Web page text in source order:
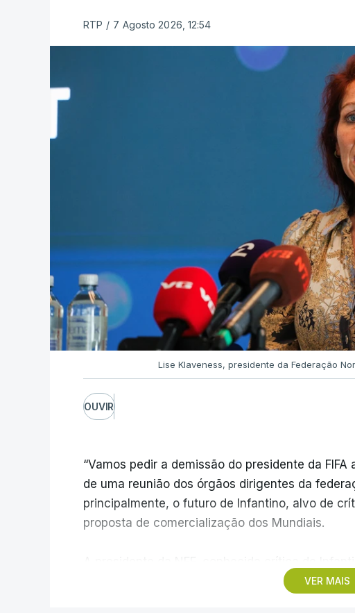
RTP / 7 Agosto 2026, 12:54
Lise Klaveness, presidente da Federação
OUVIR
VER MAIS
“Vamos pedir a demissão do presidente da
de uma reunião dos órgãos dirigentes da
principalmente, o futuro de Infantino, alvo de
proposta de comercialização dos Mundiais.
possui a confiança institucional necessária para